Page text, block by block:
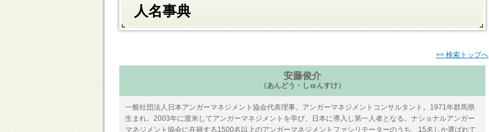
人名事典
>> 検索トップへ
安藤俊介
（あんどう・しゅんすけ）
一般社団法人日本アンガーマネジメント協会代表理事。アンガーマネジメントコンサルタント。1971年群馬県
生まれ。2003年に渡米してアンガーマネジメントを学び、日本に導入し第一人者となる。ナショナルアンガー
マネジメント協会に在籍する1500名以上のアンガーマネジメントファシリテーターのうち、15名しか選ばれて